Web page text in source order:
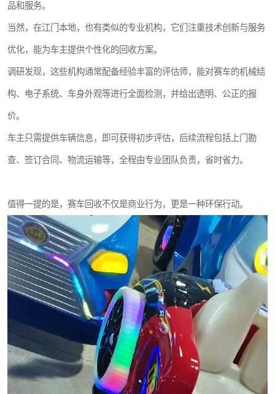
品和服务。
当然，在江门本地，也有类似的专业机构，它们注重技术创新与服务
优化，能为车主提供个性化的回收方案。
调研发现，这些机构通常配备经验丰富的评估师，能对赛车的机械结
构、电子系统、车身外观等进行全面检测，并给出透明、公正的报
价。
车主只需提供车辆信息，即可获得初步评估，后续流程包括上门勘
查、签订合同、物流运输等，全程由专业团队负责，省时省力。
值得一提的是，赛车回收不仅是商业行为，更是一种环保行动。